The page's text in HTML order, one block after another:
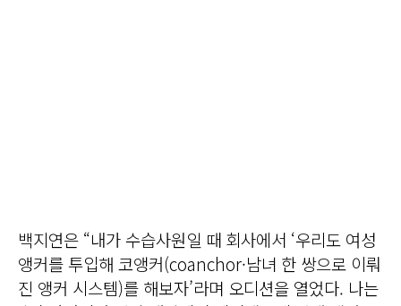
백지연은 “내가 수습사원일 때 회사에서 ‘우리도 여성
앵커를 투입해 코앵커(coanchor·남녀 한 쌍으로 이뤄
진 앵커 시스템)를 해보자’라며 오디션을 열었다. 나는